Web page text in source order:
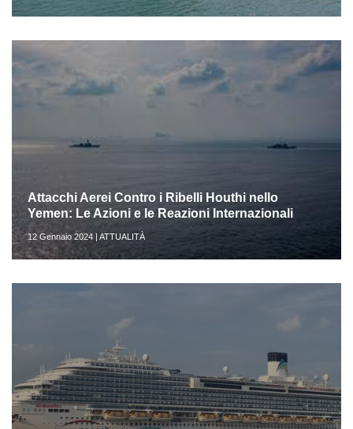
Attacchi Aerei Contro i Ribelli Houthi nello
Yemen: Le Azioni e le Reazioni Internazionali
12 Gennaio 2024 | ATTUALITÀ